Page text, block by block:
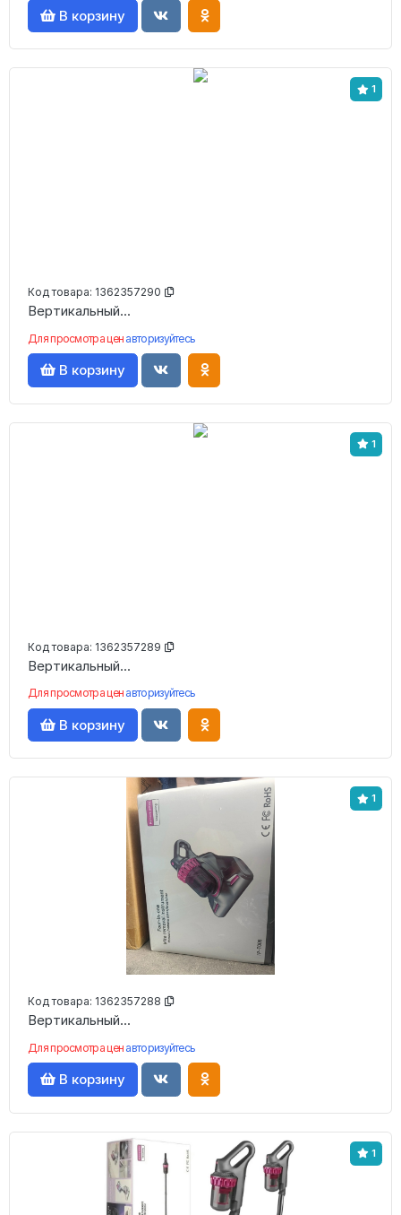
В корзину
1
Код товара: 1362357290
Вертикальный...
Для просмотра цен авторизуйтесь
В корзину
1
Код товара: 1362357289
Вертикальный...
Для просмотра цен авторизуйтесь
В корзину
1
Код товара: 1362357288
Вертикальный...
Для просмотра цен авторизуйтесь
В корзину
1